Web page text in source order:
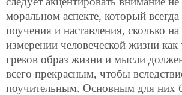
моральном аспекте, который всегда
поучения и наставления, сколько на
измерении человеческой жизни как
греков образ жизни и мысли
всего прекрасным, чтобы
поучительным. Основным для них